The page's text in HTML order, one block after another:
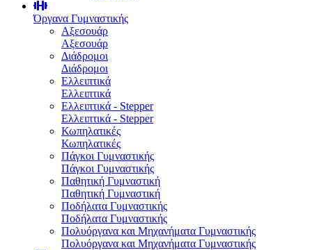
Όργανα Γυμναστικής
Αξεσουάρ
Αξεσουάρ
Διάδρομοι
Διάδρομοι
Ελλειπτικά
Ελλειπτικά
Ελλειπτικά - Stepper
Ελλειπτικά - Stepper
Κωπηλατικές
Κωπηλατικές
Πάγκοι Γυμναστικής
Πάγκοι Γυμναστικής
Παθητική Γυμναστική
Παθητική Γυμναστική
Ποδήλατα Γυμναστικής
Ποδήλατα Γυμναστικής
Πολυόργανα και Μηχανήματα Γυμναστικής
Πολυόργανα και Μηχανήματα Γυμναστικής